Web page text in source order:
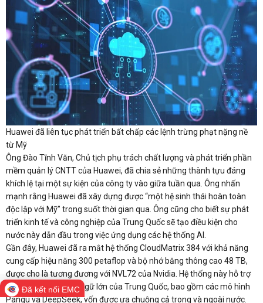
Huawei đã liên tục phát triển bất chấp các lệnh trừng phạt nặng nề
từ Mỹ
Ông Đào Tĩnh Văn, Chủ tịch phụ trách chất lượng và phát triển phần
mềm quản lý CNTT của Huawei, đã chia sẻ những thành tựu đáng
khích lệ tại một sự kiện của công ty vào giữa tuần qua. Ông nhấn
mạnh rằng Huawei đã xây dựng được “một hệ sinh thái hoàn toàn
độc lập với Mỹ” trong suốt thời gian qua. Ông cũng cho biết sự phát
triển kinh tế và công nghiệp của Trung Quốc sẽ tạo điều kiện cho
nước này dẫn đầu trong việc ứng dụng các hệ thống AI.
Gần đây, Huawei đã ra mắt hệ thống CloudMatrix 384 với khả năng
cung cấp hiệu năng 300 petaflop và bộ nhớ băng thông cao 48 TB,
được cho là tương đương với NVL72 của Nvidia. Hệ thống này hỗ trợ
nhiều mô hình ngôn ngữ lớn của Trung Quốc, bao gồm các mô hình
Pangu và DeepSeek, vốn được ưa chuộng cả trong và ngoài nước.
Đã kết nối EMC